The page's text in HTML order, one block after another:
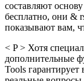
составляют
бесплатно, они &
показывают вам,
< P > Хотя
дополнительные
Tools